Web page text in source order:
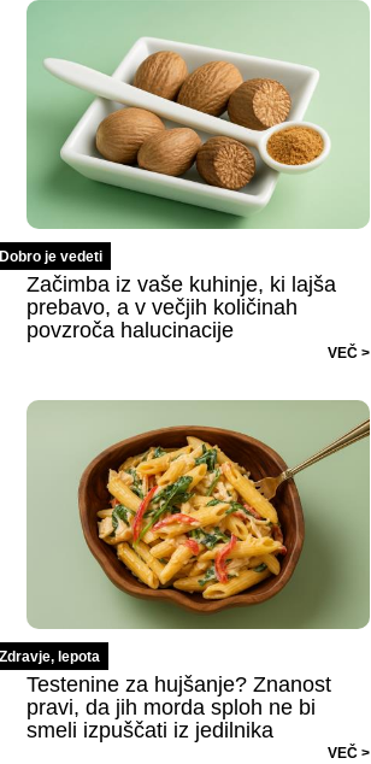
Dobro je vedeti
Začimba iz vaše kuhinje, ki lajša
prebavo, a v večjih količinah
povzroča halucinacije
VEČ >
Zdravje, lepota
Testenine za hujšanje? Znanost
pravi, da jih morda sploh ne bi
smeli izpuščati iz jedilnika
VEČ >